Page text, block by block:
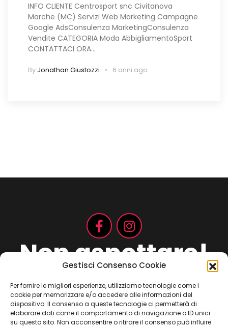
Gestisci Consenso Cookie
Per fornire le migliori esperienze, utilizziamo tecnologie come i
cookie per memorizzare e/o accedere alle informazioni del
dispositivo. Il consenso a queste tecnologie ci permetterà di
elaborare dati come il comportamento di navigazione o ID unici
su questo sito. Non acconsentire o ritirare il consenso può influire
INFO CLIENTE Centrosport snc Civitanova
Marche (MC)​ Servizi Web Marketing Campagne
Google AdsConsulenza MarketingConsulenza
Vendite CATEGORIA Moda AbbigliamentoSport
CONTATTACI ORA…
By Jonathan Giustozzi 6 anni ago
Non aspettare!
Contattaci ora